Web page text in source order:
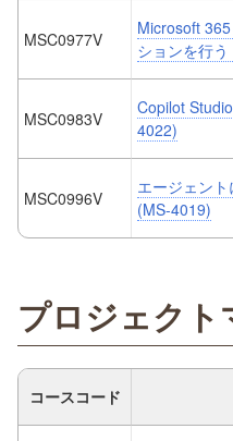
MSC0977V
Microsoft
ションを行
MSC0983V
Copilot
4022)
MSC0996V
エージェン
(MS-4019)
プロジェク
コースコード